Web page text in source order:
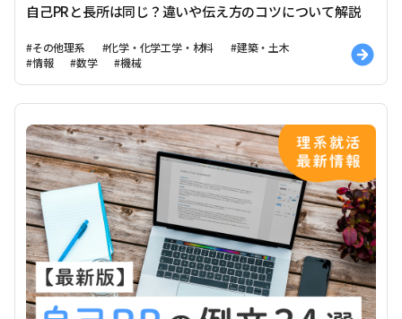
自己PRと長所は同じ？違いや伝え方のコツについて解説
#その他理系 #化学・化学工学・材料
#建築・土木
#情報
#数学 #機械